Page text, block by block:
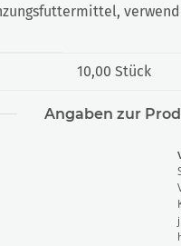
10,00 Stück
Angaben zur